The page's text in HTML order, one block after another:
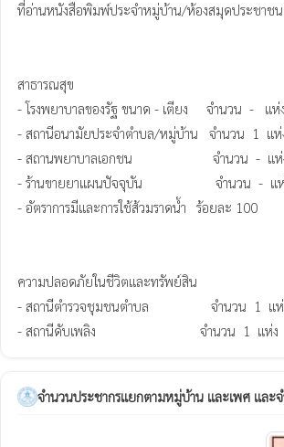
ที่อ่านหนังสือพิมพ์ประจำหมู่บ้าน/ห้องสมุดประชาชน	จำนวน    9     แห่ง
สาธารณสุข
- โรงพยาบาลของรัฐ ขนาด - เตียง     จำนวน  -   แห่ง
- สถานีอนามัยประจำตำบล/หมู่บ้าน   จำนวน  1  แห่
- สถานพยาบาลเอกชน                      จำนวน  -  แห่
- ร้านขายยาแผนปัจจุบัน                    จำนวน  -  แ
- อัตราการมีและการใช้ส้วมราดน้ำ	 ร้อยละ 100
ความปลอดภัยในชีวิตและทรัพย์สิน
- สถานีตำรวจชุมชนตำบล                 จำนวน  1  แ
- สถานีดับเพลิง	                          จำนวน  1  แห่ง
จำนวนประชากรแยกตามหมู่บ้าน และเพศ และจ